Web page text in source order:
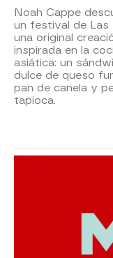
Noah Cappe
un festival de Las
una original
inspirada en la
asiática: un
dulce de queso
pan de canela y
tapioca.